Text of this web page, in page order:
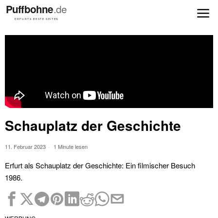
Schauplatz der Geschichte
11. Februar 2023 1 Minute lesen
Erfurt als Schauplatz der Geschichte: Ein filmischer Besuch
1986.